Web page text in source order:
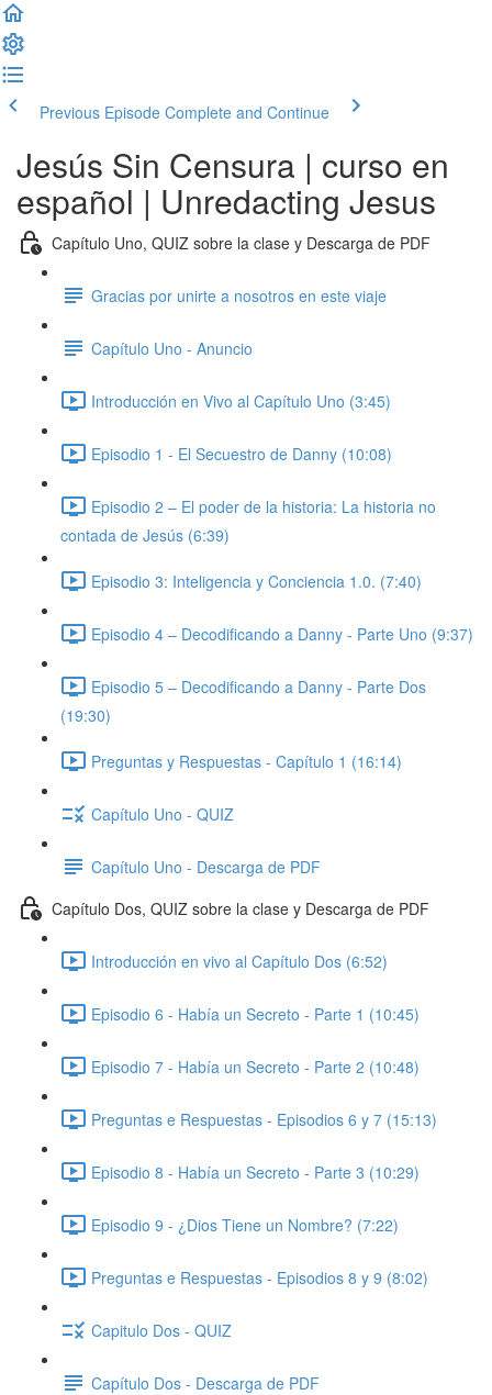
Previous Episode Complete and Continue
Jesús Sin Censura | curso en
español | Unredacting Jesus
Capítulo Uno, QUIZ sobre la clase y Descarga de PDF
Gracias por unirte a nosotros en este viaje
Capítulo Uno - Anuncio
Introducción en Vivo al Capítulo Uno (3:45)
Episodio 1 - El Secuestro de Danny (10:08)
Episodio 2 – El poder de la historia: La historia no
contada de Jesús (6:39)
Episodio 3: Inteligencia y Conciencia 1.0. (7:40)
Episodio 4 – Decodificando a Danny - Parte Uno (9:37)
Episodio 5 – Decodificando a Danny - Parte Dos
(19:30)
Preguntas y Respuestas - Capítulo 1 (16:14)
Capítulo Uno - QUIZ
Capítulo Uno - Descarga de PDF
Capítulo Dos, QUIZ sobre la clase y Descarga de PDF
Introducción en vivo al Capítulo Dos (6:52)
Episodio 6 - Había un Secreto - Parte 1 (10:45)
Episodio 7 - Había un Secreto - Parte 2 (10:48)
Preguntas e Respuestas - Episodios 6 y 7 (15:13)
Episodio 8 - Había un Secreto - Parte 3 (10:29)
Episodio 9 - ¿Dios Tiene un Nombre? (7:22)
Preguntas e Respuestas - Episodios 8 y 9 (8:02)
Capitulo Dos - QUIZ
Capítulo Dos - Descarga de PDF